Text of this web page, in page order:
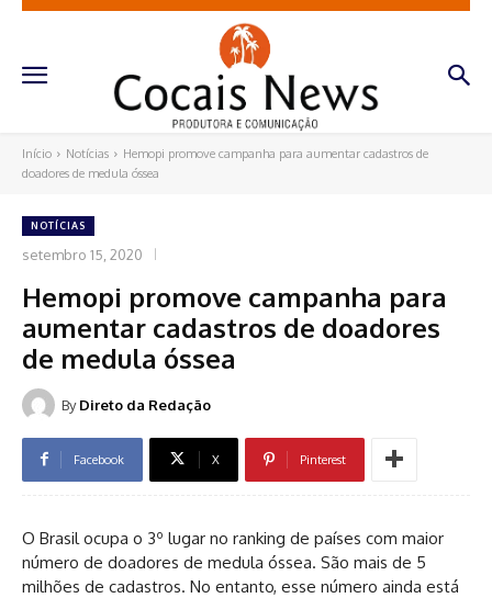
Início Notícias
Hemopi promove campanha para aumentar cadastros de
doadores de medula óssea
NOTÍCIAS
setembro 15, 2020
Hemopi promove campanha para
aumentar cadastros de doadores
de medula óssea
By Direto da Redação
Facebook X Pinterest
O Brasil ocupa o 3º lugar no ranking de países com maior
número de doadores de medula óssea. São mais de 5
milhões de cadastros. No entanto, esse número ainda está